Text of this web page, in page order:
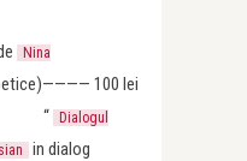
40 lei
Nina
100 lei
“
Dialogul
in dialog